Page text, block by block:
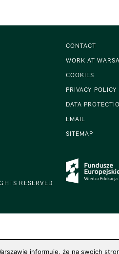
CONTACT
WORK AT
COOKIES
PRIVACY POLICY
DATA
EMAIL
SITEMAP
RESERVED
informuje, że na swoich